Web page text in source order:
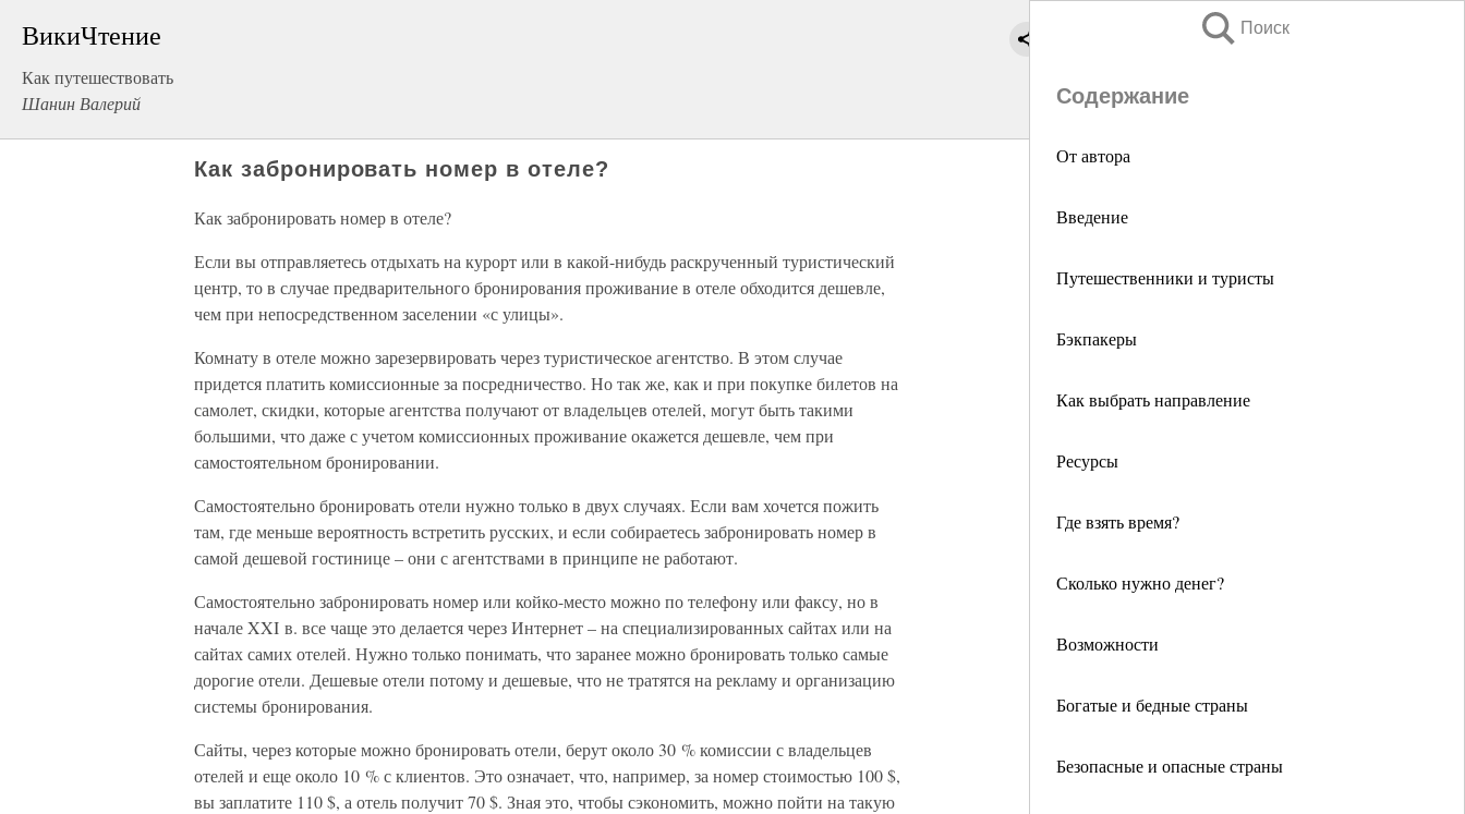
ВикиЧтение
Как путешествовать
Шанин Валерий
Поиск
Содержание
От автора
Введение
Путешественники и туристы
Бэкпакеры
Как выбрать направление
Ресурсы
Где взять время?
Сколько нужно денег?
Возможности
Богатые и бедные страны
Безопасные и опасные страны
Как забронировать номер в отеле?
Как забронировать номер в отеле?
Если вы отправляетесь отдыхать на курорт или в какой-нибудь раскрученный туристический
центр, то в случае предварительного бронирования проживание в отеле обходится дешевле,
чем при непосредственном заселении «с улицы».
Комнату в отеле можно зарезервировать через туристическое агентство. В этом случае
придется платить комиссионные за посредничество. Но так же, как и при покупке билетов на
самолет, скидки, которые агентства получают от владельцев отелей, могут быть такими
большими, что даже с учетом комиссионных проживание окажется дешевле, чем при
самостоятельном бронировании.
Самостоятельно бронировать отели нужно только в двух случаях. Если вам хочется пожить
там, где меньше вероятность встретить русских, и если собираетесь забронировать номер в
самой дешевой гостинице – они с агентствами в принципе не работают.
Самостоятельно забронировать номер или койко-место можно по телефону или факсу, но в
начале XXI в. все чаще это делается через Интернет – на специализированных сайтах или на
сайтах самих отелей. Нужно только понимать, что заранее можно бронировать только самые
дорогие отели. Дешевые отели потому и дешевые, что не тратятся на рекламу и организацию
системы бронирования.
Сайты, через которые можно бронировать отели, берут около 30 % комиссии с владельцев
отелей и еще около 10 % с клиентов. Это означает, что, например, за номер стоимостью 100 $,
вы заплатите 110 $, а отель получит 70 $. Зная это, чтобы сэкономить, можно пойти на такую